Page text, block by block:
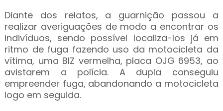
Diante dos relatos, a guarnição passou a
realizar averiguações de modo a encontrar os
indivíduos, sendo possível localiza-los já em
ritmo de fuga fazendo uso da motocicleta da
vítima, uma BIZ vermelha, placa OJG 6953, ao
avistarem a polícia. A dupla conseguiu
empreender fuga, abandonando a motocicleta
logo em seguida.